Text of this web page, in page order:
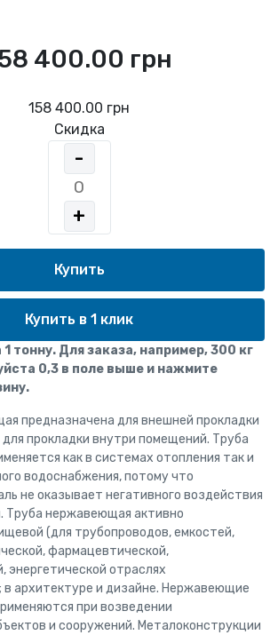
400.00 грн
158 400.00 грн
Скидка
-
+
Купить в 1 клик
1 тонну. Для заказа, например, 300 кг
0,3 в поле выше и нажмите
предназначена для внешней прокладки
прокладки внутри помещений. Труба
как в системах отопления так и
водоснабжения, потому что
не оказывает негативного воздействия
Труба нержавеющая активно
(для трубопроводов, емкостей,
фармацевтической,
энергетической отраслях
архитектуре и дизайне. Нержавеющие
при возведении
и сооружений. Металоконструкции